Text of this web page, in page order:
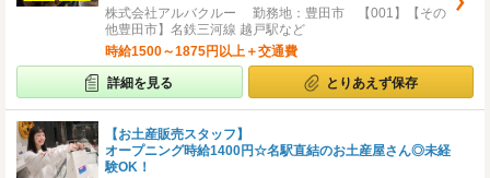
株式会社アルバクルー 勤務地：豊田市 【001】【その
他豊田市】名鉄三河線 越戸駅など
時給1500～1875円以上＋交通費
詳細を見る とりあえず保存
【お土産販売スタッフ】
オープニング時給1400円☆名駅直結のお土産屋さん◎未経
験OK！